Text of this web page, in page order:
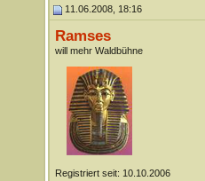
11.06.2008, 18:16
Ramses
will mehr Waldbühne
Registriert seit: 10.10.2006